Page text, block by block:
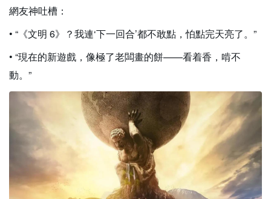
網友神吐槽：
• “《文明 6》？我連‘下一回合’都不敢點，怕點完天亮了。”
• “現在的新遊戲，像極了老闆畫的餅——看着香，啃不
動。”